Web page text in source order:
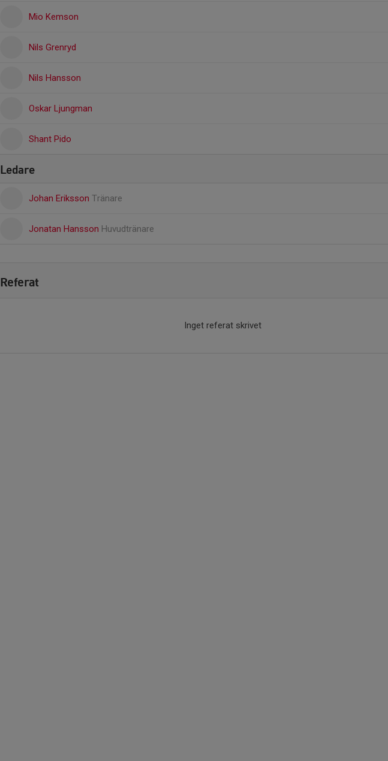
Mio Kemson
Nils Grenryd
Nils Hansson
Oskar Ljungman
Shant Pido
Ledare
Johan Eriksson Tränare
Jonatan Hansson Huvudtränare
Referat
Inget referat skrivet